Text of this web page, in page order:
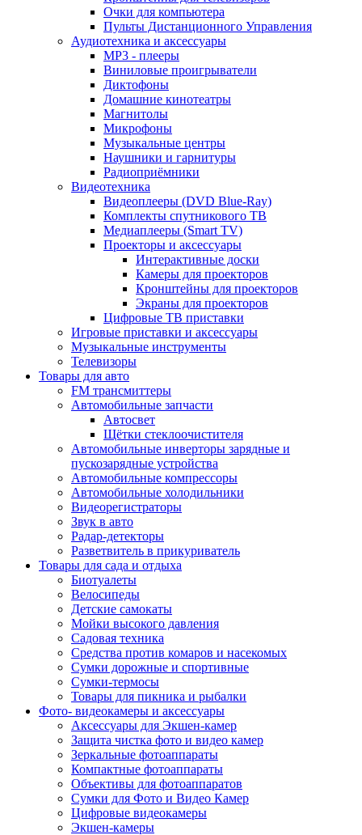
Очки для компьютера
Пульты Дистанционного Управления
Аудиотехника и аксессуары
MP3 - плееры
Виниловые проигрыватели
Диктофоны
Домашние кинотеатры
Магнитолы
Микрофоны
Музыкальные центры
Наушники и гарнитуры
Радиоприёмники
Видеотехника
Видеоплееры (DVD Blue-Ray)
Комплекты спутникового ТВ
Медиаплееры (Smart TV)
Проекторы и аксессуары
Интерактивные доски
Камеры для проекторов
Кронштейны для проекторов
Экраны для проекторов
Цифровые ТВ приставки
Игровые приставки и аксессуары
Музыкальные инструменты
Телевизоры
Товары для авто
FM трансмиттеры
Автомобильные запчасти
Автосвет
Щётки стеклоочистителя
Автомобильные инверторы зарядные и
пускозарядные устройства
Автомобильные компрессоры
Автомобильные холодильники
Видеорегистраторы
Звук в авто
Радар-детекторы
Разветвитель в прикуриватель
Товары для сада и отдыха
Биотуалеты
Велосипеды
Детские самокаты
Мойки высокого давления
Садовая техника
Средства против комаров и насекомых
Сумки дорожные и спортивные
Сумки-термосы
Товары для пикника и рыбалки
Фото- видеокамеры и аксессуары
Аксессуары для Экшен-камер
Защита чистка фото и видео камер
Зеркальные фотоаппараты
Компактные фотоаппараты
Объективы для фотоаппаратов
Сумки для Фото и Видео Камер
Цифровые видеокамеры
Экшен-камеры